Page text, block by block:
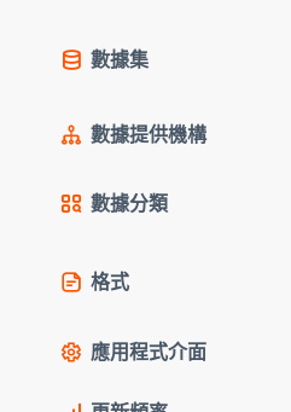
數據集
數據提供機構
數據分類
格式
應用程式介面